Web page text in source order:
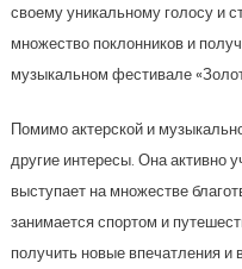
своему уникальному голосу и
множество поклонников и
музыкальном фестивале
Помимо актерской и
другие интересы. Она активно
выступает на множестве
занимается спортом и
получить новые впечатления и